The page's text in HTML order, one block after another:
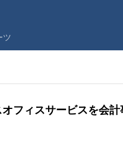
ツ
フィスサービスを会